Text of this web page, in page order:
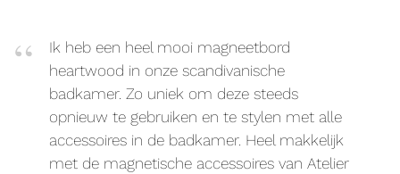
Ik heb een heel mooi magneetbord
heartwood in onze scandivanische
badkamer. Zo uniek om deze steeds
opnieuw te gebruiken en te stylen met alle
accessoires in de badkamer. Heel makkelijk
met de magnetische accessoires van Atelier